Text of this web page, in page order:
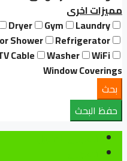
مميزات اخرى
Dryer Gym
Laundry
Shower
Refrigerator
Cable Washer
WiFi
Window Coverings
بحث
حفظ البحث